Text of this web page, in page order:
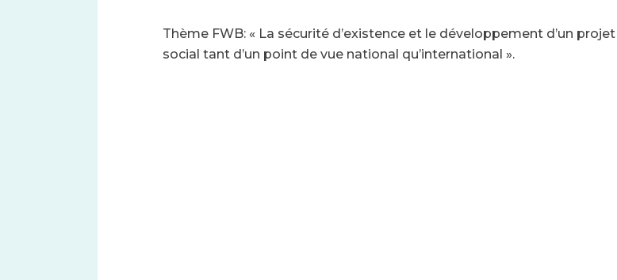
Thème FWB: « La sécurité d’existence et le développement d’un
social tant d’un point de vue national qu’international ».